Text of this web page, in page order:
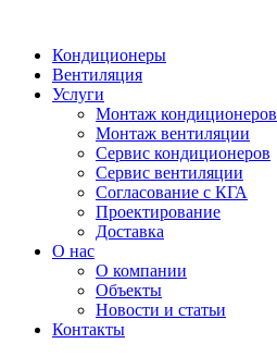
Кондиционеры
Вентиляция
Услуги
Монтаж кондиционеров
Монтаж вентиляции
Сервис кондиционеров
Сервис вентиляции
Согласование с КГА
Проектирование
Доставка
О нас
О компании
Объекты
Новости и статьи
Контакты